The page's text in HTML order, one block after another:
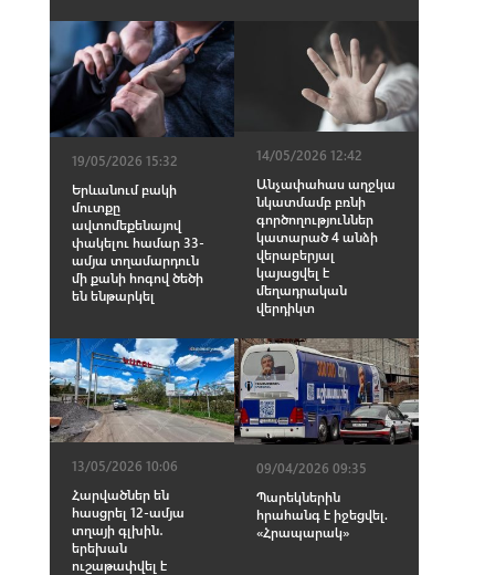
19/05/2026 15:32
Երևանում բակի
մուտքը
ավտոմեքենայով
փակելու համար 33-
ամյա տղամարդուն
մի քանի հոգով ծեծի
են ենթարկել
14/05/2026 12:42
Անչափահաս աղջկա
նկատմամբ բռնի
գործողություններ
կատարած 4 անձի
վերաբերյալ
կայացվել է
մեղադրական
վերդիկտ
13/05/2026 10:06
Հարվածներ են
հասցրել 12-ամյա
տղայի գլխին․
երեխան
ուշաթափվել է
09/04/2026 09:35
Պարեկներին
հրահանգ է իջեցվել.
«Հրապարակ»